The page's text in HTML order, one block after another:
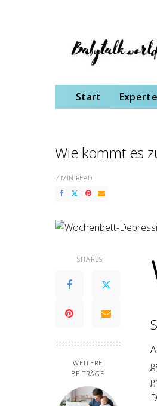
Start
Wie kommt es
7 MIN READ
SHARES
WEITERE
BEITRÄGE